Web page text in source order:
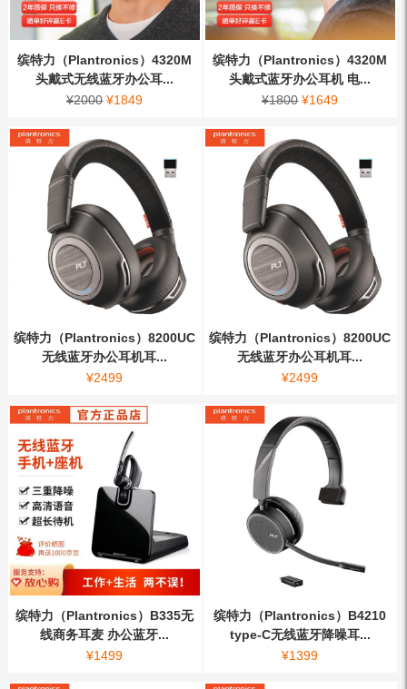
缤特力（Plantronics）4320M
头戴式无线蓝牙办公耳...
¥2000 ¥1849
缤特力（Plantronics）4320M
头戴式蓝牙办公耳机 电...
¥1800 ¥1649
缤特力（Plantronics）8200UC
无线蓝牙办公耳机耳...
¥2499
缤特力（Plantronics）8200UC
无线蓝牙办公耳机耳...
¥2499
缤特力（Plantronics）B335无
线商务耳麦 办公蓝牙...
¥1499
缤特力（Plantronics）B4210
type-C无线蓝牙降噪耳...
¥1399